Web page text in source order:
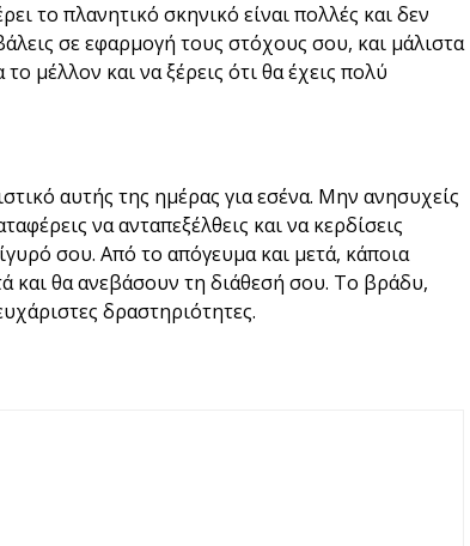
το πλανητικό σκηνικό είναι πολλές και δεν
σε εφαρμογή τους στόχους σου, και μάλιστα
το μέλλον και να ξέρεις ότι θα έχεις πολύ
αυτής της ημέρας για εσένα. Μην ανησυχείς
να ανταπεξέλθεις και να κερδίσεις
σου. Από το απόγευμα και μετά, κάποια
και θα ανεβάσουν τη διάθεσή σου. Το βράδυ,
δραστηριότητες.